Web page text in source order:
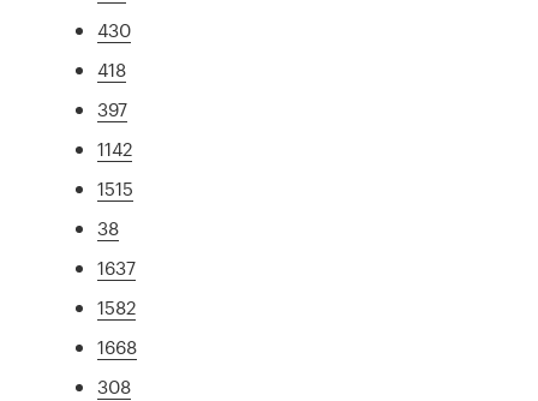
430
418
397
1142
1515
38
1637
1582
1668
308